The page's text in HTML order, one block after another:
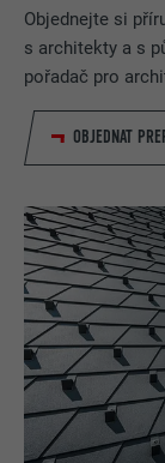
Objednejte si
s architekty a s
pořadač pro
OBJEDNAT